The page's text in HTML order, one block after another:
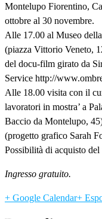
Montelupo Fiorentino,
ottobre al 30 novembre.
Alle 17.00 al Museo
(piazza Vittorio Veneto,
del docu-film girato da
Service http://
Alle 18.00 visita con il
lavoratori in mostra’ a
Baccio da Montelupo,
(progetto grafico Sarah
Possibilità di acquisto del
Ingresso gratuito.
+ Google Calendar+